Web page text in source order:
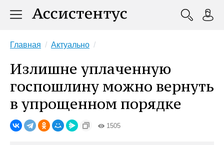
Главная Актуально
Излишне уплаченную
госпошлину можно вернуть
в упрощенном порядке
1505